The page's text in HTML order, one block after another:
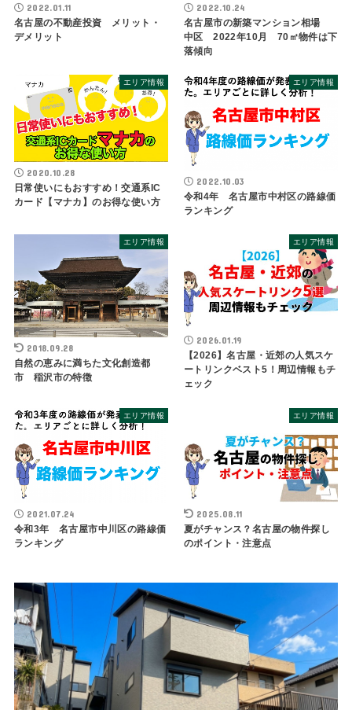
2022.01.11
名古屋の不動産投資 メリット・
デメリット
2022.10.24
名古屋市の新築マンション相場
中区 2022年10月 70㎡物件は下
落傾向
エリア情報
2020.10.28
日常使いにもおすすめ！交通系IC
カード【マナカ】のお得な使い方
エリア情報
2022.10.03
令和4年 名古屋市中村区の路線価
ランキング
エリア情報
2018.09.28
自然の恵みに満ちた文化創造都
市 稲沢市の特徴
エリア情報
2026.01.19
【2026】名古屋・近郊の人気スケ
ートリンクベスト5！周辺情報もチ
ェック
エリア情報
2021.07.24
令和3年 名古屋市中川区の路線価
ランキング
エリア情報
2025.08.11
夏がチャンス？名古屋の物件探し
のポイント・注意点